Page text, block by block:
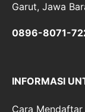
Garut, Jawa
0896-8071-
INFORMASI
Cara Mendaftar